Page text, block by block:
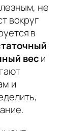
не
вокруг
в
веси
и